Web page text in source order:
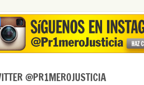
@PR1MEROJUSTICIA